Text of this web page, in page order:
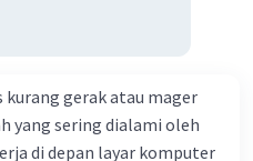
kurang gerak atau mager
yang sering dialami oleh
di depan layar komputer